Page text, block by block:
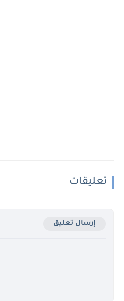
تعليقات
إرسال تعليق